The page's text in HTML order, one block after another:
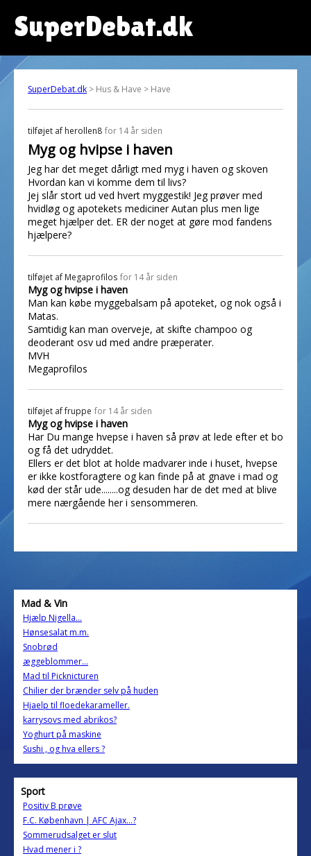
SuperDebat.dk
SuperDebat.dk > Hus & Have > Have
tilføjet af herollen8 for 14 år siden
Myg og hvipse i haven
Jeg har det meget dårligt med myg i haven og skoven
Hvordan kan vi komme dem til livs?
Jej slår stort ud ved hvert myggestik! Jeg prøver med
hvidløg og apotekets mediciner Autan plus men lige
meget hjælper det. ER der noget at gøre mod fandens
hjælpere?
tilføjet af Megaprofilos for 14 år siden
Myg og hvipse i haven
Man kan købe myggebalsam på apoteket, og nok også i
Matas.
Samtidig kan man overveje, at skifte champoo og
deoderant osv ud med andre præperater.
MVH
Megaprofilos
tilføjet affruppe for 14 år siden
Myg og hvipse i haven
Har Du mange hvepse i haven så prøv at lede efter et bo
og få det udryddet.
Ellers er det blot at holde madvarer inde i huset, hvepse
er ikke kostforagtere og kan finde på at gnave i mad og
kød der står ude........og desuden har de det med at blive
mere nærgående her i sensommeren.
Mad & Vin
Hjælp Nigella...
Hønsesalat m.m.
Snobrød
æggeblommer...
Mad til Picknicturen
Chilier der brænder selv på huden
Hjaelp til floedekarameller.
karrysovs med abrikos?
Yoghurt på maskine
Sushi , og hva ellers ?
Sport
Positiv B prøve
F.C. København | AFC Ajax...?
Sommerudsalget er slut
Hvad mener i ?